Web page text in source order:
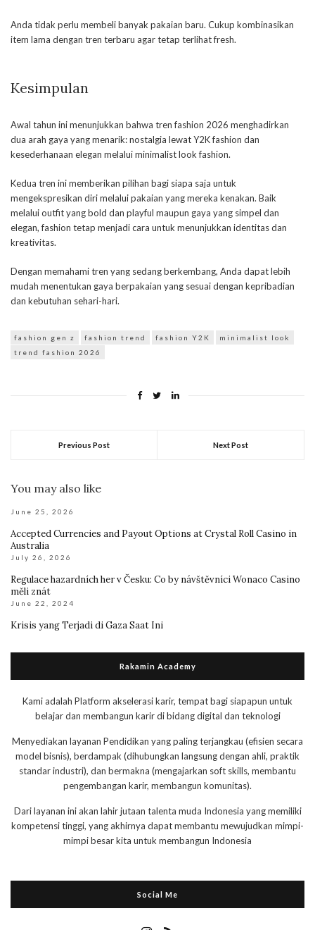
Anda tidak perlu membeli banyak pakaian baru. Cukup kombinasikan
item lama dengan tren terbaru agar tetap terlihat fresh.
Kesimpulan
Awal tahun ini menunjukkan bahwa tren fashion 2026 menghadirkan
dua arah gaya yang menarik: nostalgia lewat Y2K fashion dan
kesederhanaan elegan melalui minimalist look fashion.
Kedua tren ini memberikan pilihan bagi siapa saja untuk
mengekspresikan diri melalui pakaian yang mereka kenakan. Baik
melalui outfit yang bold dan playful maupun gaya yang simpel dan
elegan, fashion tetap menjadi cara untuk menunjukkan identitas dan
kreativitas.
Dengan memahami tren yang sedang berkembang, Anda dapat lebih
mudah menentukan gaya berpakaian yang sesuai dengan kepribadian
dan kebutuhan sehari-hari.
fashion gen z fashion trend fashion Y2K
minimalist look
trend fashion 2026
Previous Post Next Post
You may also like
June 25, 2026
Accepted Currencies and Payout Options at Crystal Roll Casino in
Australia
July 26, 2026
Regulace hazardních her v Česku: Co by návštěvníci Wonaco Casino
měli znát
June 22, 2024
Krisis yang Terjadi di Gaza Saat Ini
Rakamin Academy
Kami adalah Platform akselerasi karir, tempat bagi siapapun untuk
belajar dan membangun karir di bidang digital dan teknologi
Menyediakan layanan Pendidikan yang paling terjangkau (efisien secara
model bisnis), berdampak (dihubungkan langsung dengan ahli, praktik
standar industri), dan bermakna (mengajarkan soft skills, membantu
pengembangan karir, membangun komunitas).
Dari layanan ini akan lahir jutaan talenta muda Indonesia yang memiliki
kompetensi tinggi, yang akhirnya dapat membantu mewujudkan mimpi-
mimpi besar kita untuk membangun Indonesia
Social Me